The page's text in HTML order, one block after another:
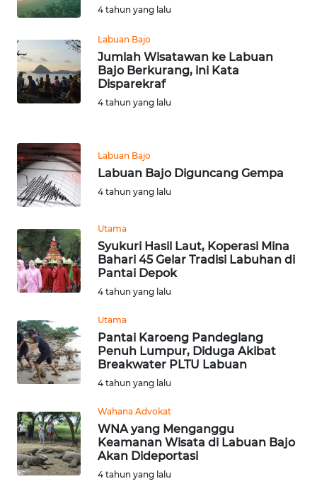
4 tahun yang lalu
Labuan Bajo
Jumlah Wisatawan ke Labuan
Bajo Berkurang, ini Kata
Disparekraf
4 tahun yang lalu
Labuan Bajo
Labuan Bajo Diguncang Gempa
4 tahun yang lalu
Utama
Syukuri Hasil Laut, Koperasi Mina
Bahari 45 Gelar Tradisi Labuhan di
Pantai Depok
4 tahun yang lalu
Utama
Pantai Karoeng Pandeglang
Penuh Lumpur, Diduga Akibat
Breakwater PLTU Labuan
4 tahun yang lalu
Wahana Advokat
WNA yang Menganggu
Keamanan Wisata di Labuan Bajo
Akan Dideportasi
4 tahun yang lalu
WN
BARAT
WN
RIAU
SERAMBI
WN
JAMBI
WN
SULTRA
WN
WN
SULTENG
SULBAR
WN
BABEL